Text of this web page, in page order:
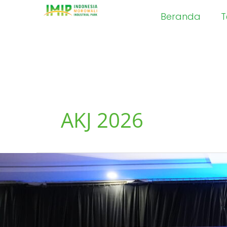
Beranda
AKJ 2026
Karya
Jurnalistik
IMIP